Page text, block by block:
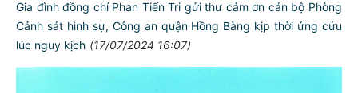
Gia đình đồng chí Phan Tiến Tri gửi thư cảm ơn cán bộ Phòng
Cảnh sát hình sự, Công an quận Hồng Bàng kịp thời ứng cứu
lúc nguy kịch (17/07/2024 16:07)